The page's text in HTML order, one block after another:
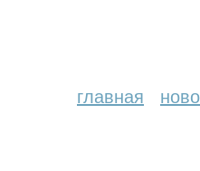
главная